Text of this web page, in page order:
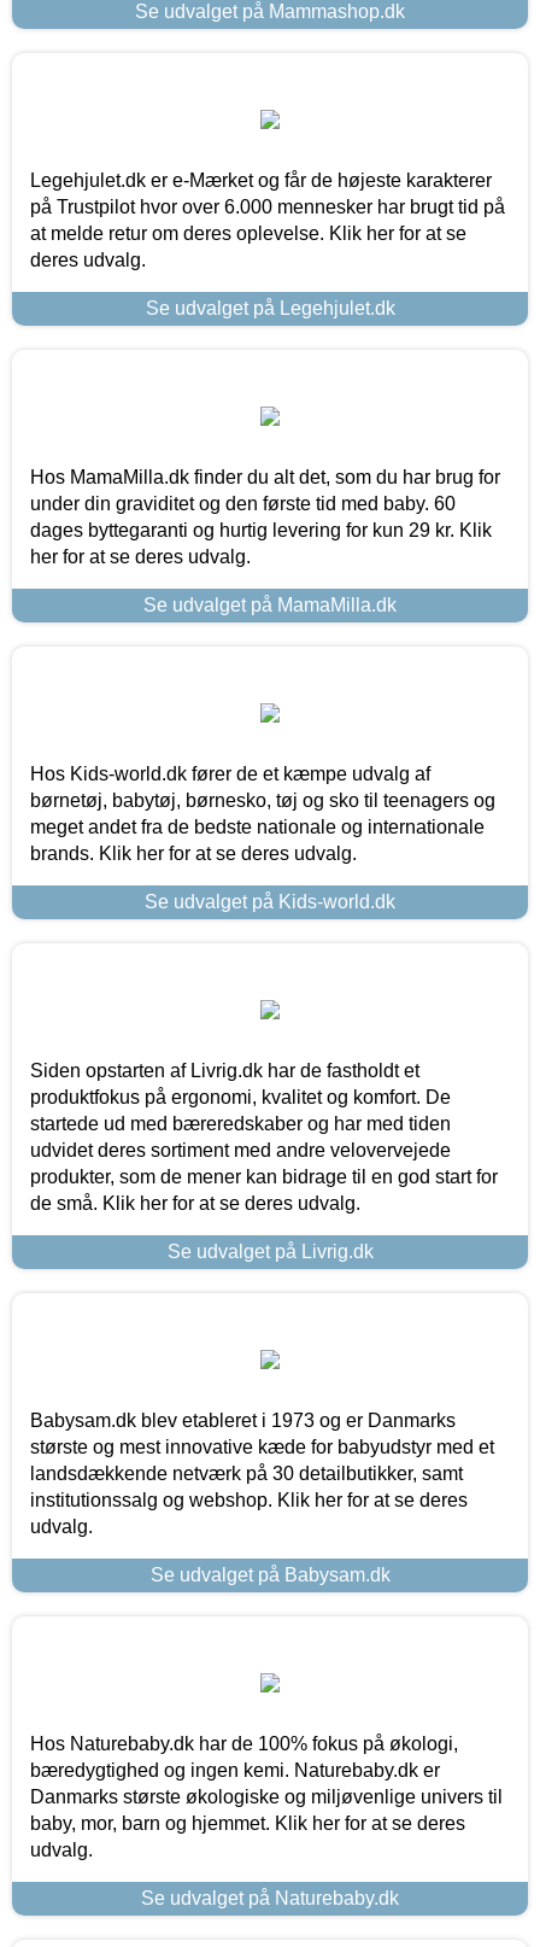
Se udvalget på Mammashop.dk
Legehjulet.dk er e-Mærket og får de højeste karakterer
på Trustpilot hvor over 6.000 mennesker har brugt tid på
at melde retur om deres oplevelse. Klik her for at se
deres udvalg.
Se udvalget på Legehjulet.dk
Hos MamaMilla.dk finder du alt det, som du har brug for
under din graviditet og den første tid med baby. 60
dages byttegaranti og hurtig levering for kun 29 kr. Klik
her for at se deres udvalg.
Se udvalget på MamaMilla.dk
Hos Kids-world.dk fører de et kæmpe udvalg af
børnetøj, babytøj, børnesko, tøj og sko til teenagers og
meget andet fra de bedste nationale og internationale
brands. Klik her for at se deres udvalg.
Se udvalget på Kids-world.dk
Siden opstarten af Livrig.dk har de fastholdt et
produktfokus på ergonomi, kvalitet og komfort. De
startede ud med bæreredskaber og har med tiden
udvidet deres sortiment med andre velovervejede
produkter, som de mener kan bidrage til en god start for
de små. Klik her for at se deres udvalg.
Se udvalget på Livrig.dk
Babysam.dk blev etableret i 1973 og er Danmarks
største og mest innovative kæde for babyudstyr med et
landsdækkende netværk på 30 detailbutikker, samt
institutionssalg og webshop. Klik her for at se deres
udvalg.
Se udvalget på Babysam.dk
Hos Naturebaby.dk har de 100% fokus på økologi,
bæredygtighed og ingen kemi. Naturebaby.dk er
Danmarks største økologiske og miljøvenlige univers til
baby, mor, barn og hjemmet. Klik her for at se deres
udvalg.
Se udvalget på Naturebaby.dk